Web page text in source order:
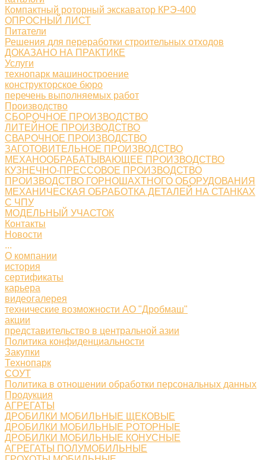
Компактный роторный экскаватор КРЭ-400
ОПРОСНЫЙ ЛИСТ
Питатели
Решения для переработки строительных отходов
ДОКАЗАНО НА ПРАКТИКЕ
Услуги
технопарк машиностроение
конструкторское бюро
перечень выполняемых работ
Производство
СБОРОЧНОЕ ПРОИЗВОДСТВО
ЛИТЕЙНОЕ ПРОИЗВОДСТВО
СВАРОЧНОЕ ПРОИЗВОДСТВО
ЗАГОТОВИТЕЛЬНОЕ ПРОИЗВОДСТВО
МЕХАНООБРАБАТЫВАЮЩЕЕ ПРОИЗВОДСТВО
КУЗНЕЧНО-ПРЕССОВОЕ ПРОИЗВОДСТВО
ПРОИЗВОДСТВО ГОРНОШАХТНОГО ОБОРУДОВАНИЯ
МЕХАНИЧЕСКАЯ ОБРАБОТКА ДЕТАЛЕЙ НА СТАНКАХ
С ЧПУ
МОДЕЛЬНЫЙ УЧАСТОК
Контакты
Новости
...
О компании
история
сертификаты
карьера
видеогалерея
технические возможности АО "Дробмаш"
акции
представительство в центральной азии
Политика конфиденциальности
Закупки
Технопарк
СОУТ
Политика в отношении обработки персональных данных
Продукция
АГРЕГАТЫ
ДРОБИЛКИ МОБИЛЬНЫЕ ЩЕКОВЫЕ
ДРОБИЛКИ МОБИЛЬНЫЕ РОТОРНЫЕ
ДРОБИЛКИ МОБИЛЬНЫЕ КОНУСНЫЕ
АГРЕГАТЫ ПОЛУМОБИЛЬНЫЕ